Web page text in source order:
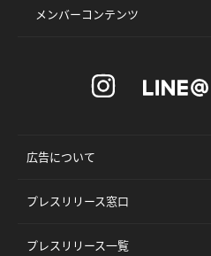
メンバーコンテンツ
広告について
プレスリリース窓口
プレスリリース一覧